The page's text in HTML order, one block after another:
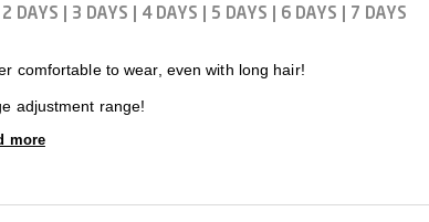
2 DAYS 3 DAYS 4 DAYS 5 DAYS 6 DAYS 7 DAYS
comfortable to wear, even with long hair!
adjustment range!
more